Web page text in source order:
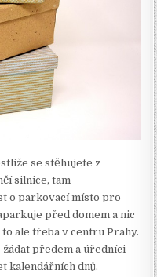
se stěhujete z
silnice, tam
o parkovací místo pro
před domem a nic
ale třeba v centru Prahy.
předem a úředníci
kalendářních dnů.